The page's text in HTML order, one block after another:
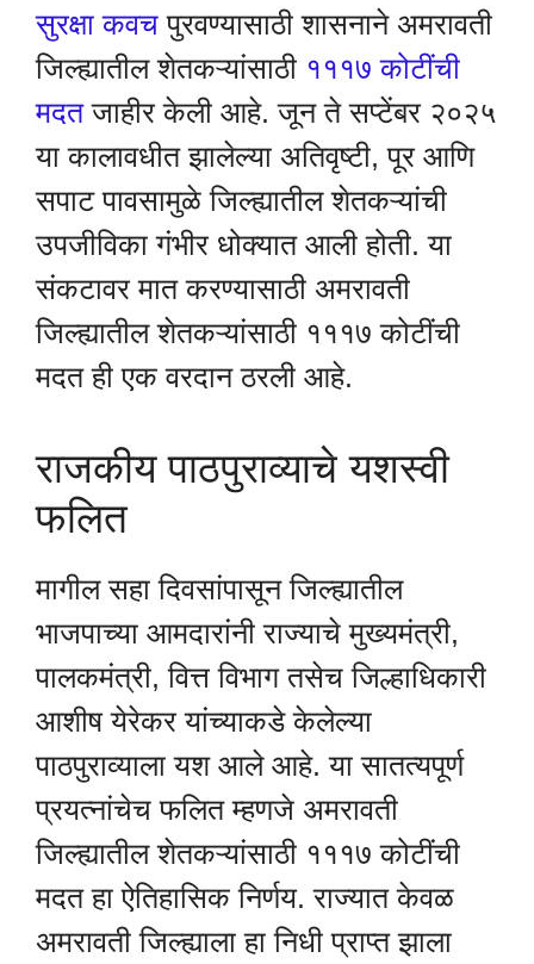
सुरक्षा कवच पुरवण्यासाठी शासनाने अमरावती
जिल्ह्यातील शेतकऱ्यांसाठी १११७ कोटींची
मदतजाहीर केली आहे. जून ते सप्टेंबर २०२५
या कालावधीत झालेल्या अतिवृष्टी, पूर आणि
सपाट पावसामुळे जिल्ह्यातील शेतकऱ्यांची
उपजीविका गंभीर धोक्यात आली होती. या
संकटावर मात करण्यासाठी अमरावती
जिल्ह्यातील शेतकऱ्यांसाठी १११७ कोटींची
मदत ही एक वरदान ठरली आहे.
राजकीय पाठपुराव्याचे यशस्वी
फलित
मागील सहा दिवसांपासून जिल्ह्यातील
भाजपाच्या आमदारांनी राज्याचे मुख्यमंत्री,
पालकमंत्री, वित्त विभाग तसेच जिल्हाधिकारी
आशीष येरेकर यांच्याकडे केलेल्या
पाठपुराव्याला यश आले आहे. या सातत्यपूर्ण
प्रयत्नांचेच फलित म्हणजे अमरावती
जिल्ह्यातील शेतकऱ्यांसाठी १११७ कोटींची
मदत हा ऐतिहासिक निर्णय. राज्यात केवळ
अमरावती जिल्ह्याला हा निधी प्राप्त झाला